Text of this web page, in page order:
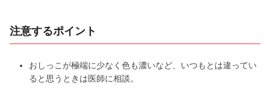
注意するポイント
おしっこが極端に少なく色も濃いなど、いつもとは違ってい
ると思うときは医師に相談。